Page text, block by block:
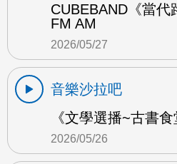
CUBEBAND《當代
FM AM
2026/05/27
音樂沙拉吧
《文學選播~古書
2026/05/26